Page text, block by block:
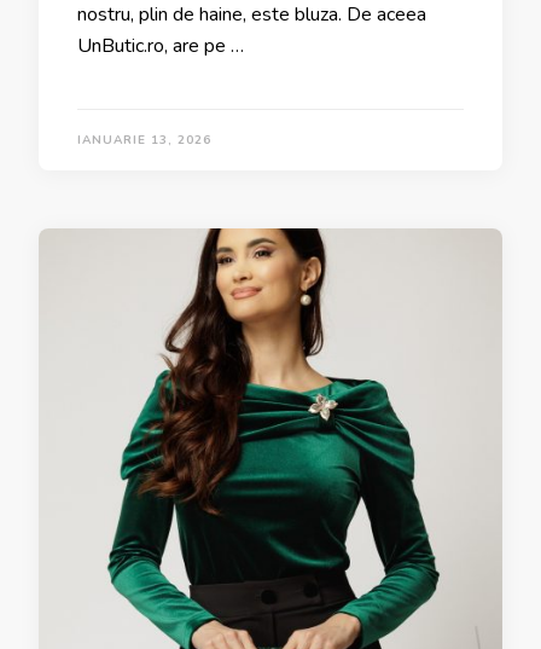
nostru, plin de haine, este bluza. De aceea
UnButic.ro, are pe …
IANUARIE 13, 2026